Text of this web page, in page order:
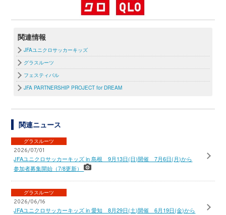
関連情報
JFAユニクロサッカーキッズ
グラスルーツ
フェスティバル
JFA PARTNERSHIP PROJECT for DREAM
関連ニュース
グラスルーツ
2026/07/01
JFAユニクロサッカーキッズ in 島根 9月13日(日)開催 7月6日(月)から
参加者募集開始（7/8更新）
グラスルーツ
2026/06/16
JFAユニクロサッカーキッズ in 愛知 8月29日(土)開催 6月19日(金)から